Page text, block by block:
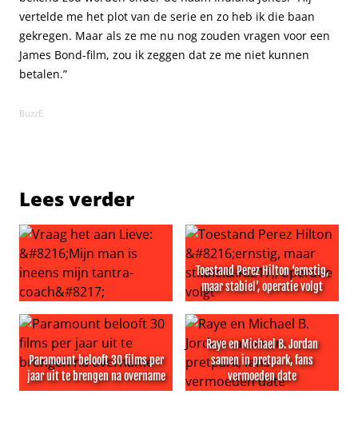
vertelde me het plot van de serie en zo heb ik die baan
gekregen. Maar als ze me nu nog zouden vragen voor een
James Bond-film, zou ik zeggen dat ze me niet kunnen
betalen.”
BuzzE
Lees verder
Vraag het aan Lieve: ‘Mijn man is ineens mijn tantra-
Toestand Perez Hilton ‘ernstig,
maar stabiel’, operatie volgt
Toestand Perez Hilton
Paramount belooft 30 films per
jaar uit te brengen na overname
Raye en Michael B. Jordan
samen in pretpark, fans
vermoeden date